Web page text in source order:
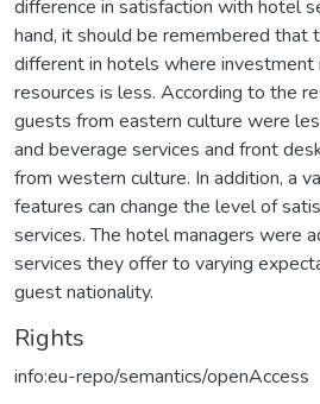
difference in satisfaction with hotel
hand, it should be remembered that
different in hotels where investment
resources is less. According to the
guests from eastern culture were
and beverage services and front
from western culture. In addition, a
features can change the level of
services. The hotel managers were
services they offer to varying
guest nationality.
Rights
info:eu-repo/semantics/openAccess